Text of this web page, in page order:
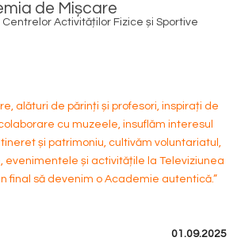
de Mișcare
Activităților Fizice și Sportive
alături de părinți și profesori, inspirați de
cu muzeele, insuflăm interesul
și patrimoniu, cultivăm voluntariatul,
evenimentele și activitățile la Televiziunea
final să devenim o Academie autentică.”
01.09.2025